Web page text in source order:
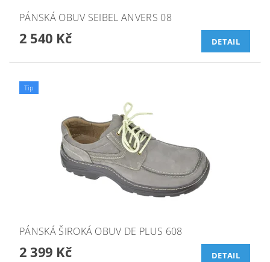
PÁNSKÁ OBUV SEIBEL ANVERS 08
2 540 Kč DETAIL
Tip
PÁNSKÁ ŠIROKÁ OBUV DE PLUS 608
2 399 Kč DETAIL